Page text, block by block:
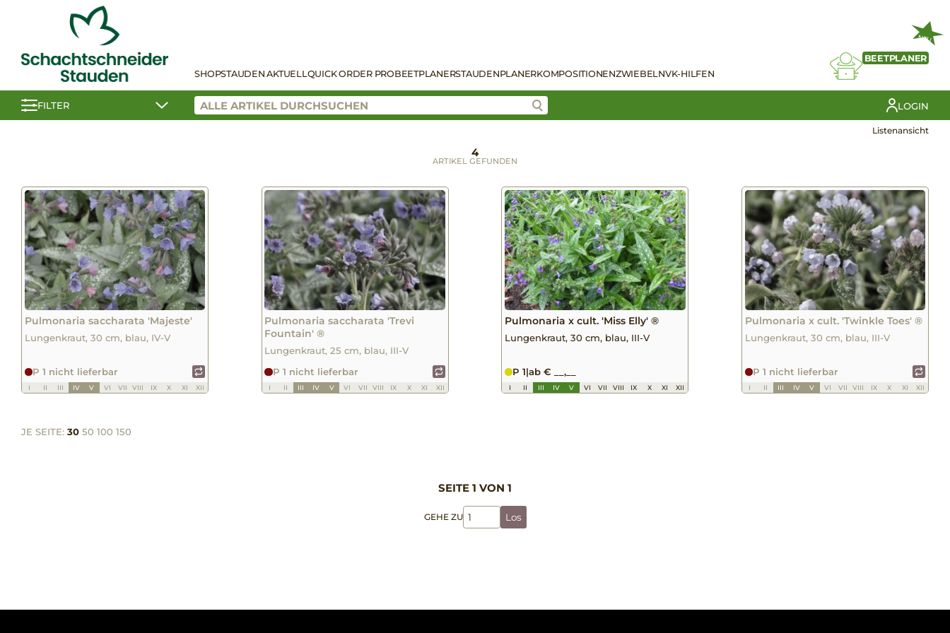
SHOPSTAUDEN AKTUELLQUICK ORDER PROBEETPLANERSTAUDENPLANERKOMPOSITIONENZWIEBELNVK-HILFEN
NEU
BEETPLANER
FILTER LOGIN
Listenansicht
4
ARTIKEL GEFUNDEN
Pulmonaria saccharata 'Majeste'
Lungenkraut, 30 cm, blau, IV-V
P 1 nicht lieferbar
I II III IV V VI VII VIII IX X XI XII
Pulmonaria saccharata 'Trevi
Fountain' ®
Lungenkraut, 25 cm, blau, III-V
P 1 nicht lieferbar
I II III IV V VI VII VIII IX X XI XII
Pulmonaria x cult. 'Miss Elly' ®
Lungenkraut, 30 cm, blau, III-V
P 1|ab € __,__
I II III IV V VI VII VIII IX X XI XII
Pulmonaria x cult. 'Twinkle Toes' ®
Lungenkraut, 30 cm, blau, III-V
P 1 nicht lieferbar
I II III IV V VI VII VIII IX X XI XII
JE SEITE: 30 50 100 150
SEITE 1 VON 1
GEHE ZU Los